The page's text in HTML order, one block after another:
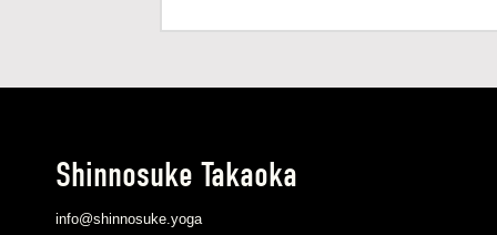
Shinnosuke Takaoka
info@shinnosuke.yoga